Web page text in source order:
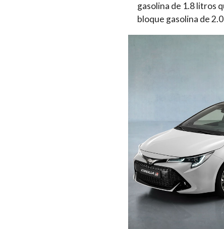
gasolina de 1.8 litros
bloque gasolina de